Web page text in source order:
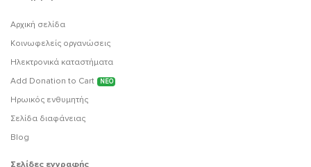
Αρχική σελίδα
Κοινωφελείς οργανώσεις
Ηλεκτρονικά καταστήματα
Add Donation to Cart
ΝΕΟ
Ηρωικός ενθυμητής
Σελίδα διαφάνειας
Blog
Σελίδες εγγραφής